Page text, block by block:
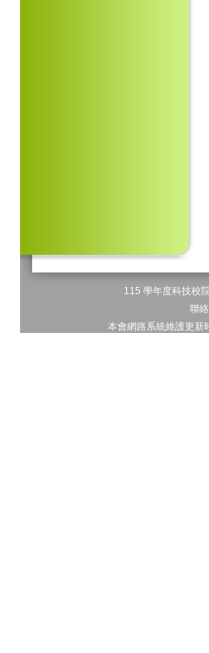
115 學年度科技校
聯
本會網路系統維護更新